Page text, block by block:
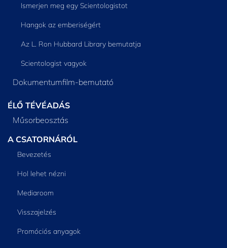
Ismerjen meg egy Scientologistot
Hangok az emberiségért
Az L. Ron Hubbard Library bemutatja
Scientologist vagyok
Dokumentumfilm-bemutató
ÉLŐ TÉVÉADÁS
Műsorbeosztás
A CSATORNÁRÓL
Bevezetés
Hol lehet nézni
Mediaroom
Visszajelzés
Promóciós anyagok